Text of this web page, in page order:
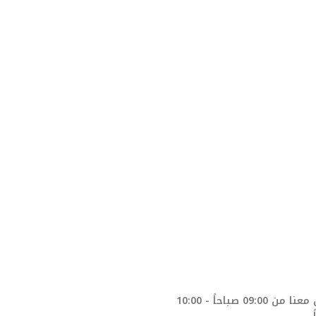
تواصل معنا من 09:00 صباحاً - 10:00